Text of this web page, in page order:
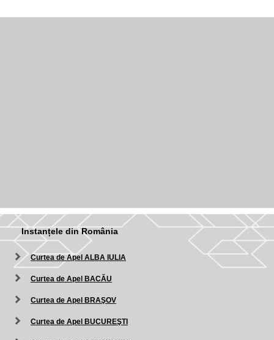
Instanțele din România
Curtea de Apel ALBA IULIA
Curtea de Apel BACĂU
Curtea de Apel BRAŞOV
Curtea de Apel BUCUREŞTI